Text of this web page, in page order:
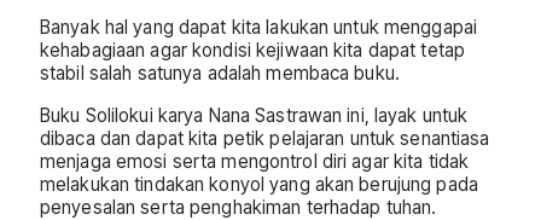
Banyak hal yang dapat kita lakukan untuk menggapai
kehabagiaan agar kondisi kejiwaan kita dapat tetap
stabil salah satunya adalah membaca buku.
Buku Solilokui karya Nana Sastrawan ini, layak untuk
dibaca dan dapat kita petik pelajaran untuk senantiasa
menjaga emosi serta mengontrol diri agar kita tidak
melakukan tindakan konyol yang akan berujung pada
penyesalan serta penghakiman terhadap tuhan.